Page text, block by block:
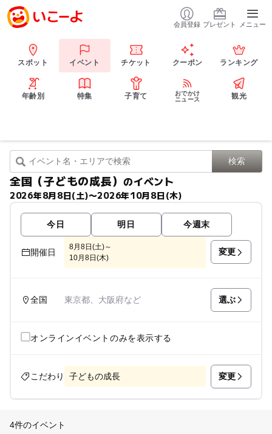
会員登録 プレゼント メニュー
スポット イベント チケット クーポン ランキング
年齢別 特集 子育て
おでかけ
ニュース
観光
全国（子どもの成長）のイベント
2026年8月8日(土)〜2026年10月8日(木)
今日 明日 今週末
開催日
8月8日(土)～
10月8日(木)
変更
全国 東京都、大阪府など 選ぶ
オンラインイベントのみを表示する
こだわり 子どもの成長 変更
4件のイベント